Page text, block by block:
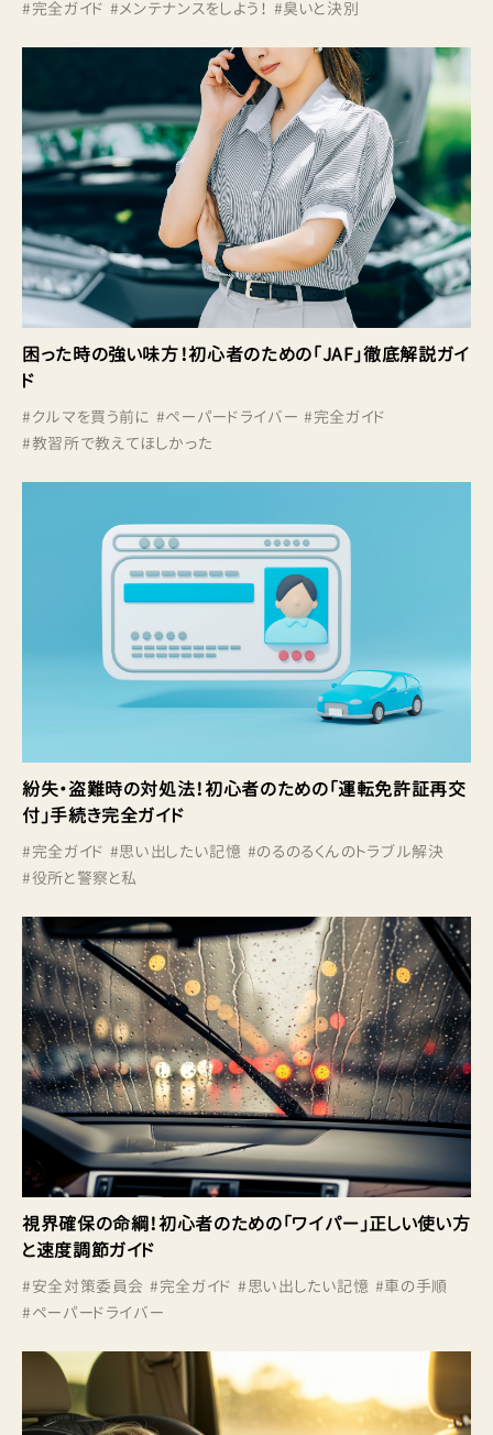
#完全ガイド #メンテナンスをしよう！ #臭いと決別
困った時の強い味方！初心者のための「JAF」徹底解説ガイ
ド
#クルマを買う前に #ペーパードライバー #完全ガイド
#教習所で教えてほしかった
紛失・盗難時の対処法！初心者のための「運転免許証再交
付」手続き完全ガイド
#完全ガイド #思い出したい記憶 #のるのるくんのトラブル解決
#役所と警察と私
視界確保の命綱！初心者のための「ワイパー」正しい使い方
と速度調節ガイド
#安全対策委員会 #完全ガイド #思い出したい記憶 #車の手順
#ペーパードライバー